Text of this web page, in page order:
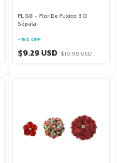
FL 68 - Flor De Fuxico 3 D
Sépala
-15% OFF
$9.29 USD $10.98 USD